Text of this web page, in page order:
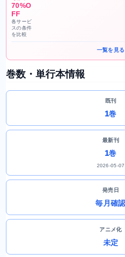
70%O
FF
各サービ
スの条件
を比較
一覧を見る
巻数・単行本情報
既刊
1巻
最新刊
1巻
2026-05-07
発売日
毎月確認
アニメ化
未定